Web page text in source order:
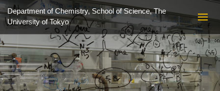
Department of Chemistry, School of Science,The
University of Tokyo